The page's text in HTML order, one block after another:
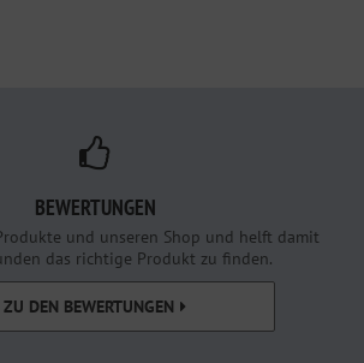
BEWERTUNGEN
und unseren Shop und helft damit
das richtige Produkt zu finden.
ZU DEN BEWERTUNGEN